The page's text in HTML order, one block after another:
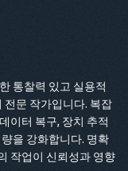
통찰력 있고 실용적
전문 작가입니다. 복잡
이터 복구, 장치 추적
을 강화합니다. 명확
작업이 신뢰성과 영향